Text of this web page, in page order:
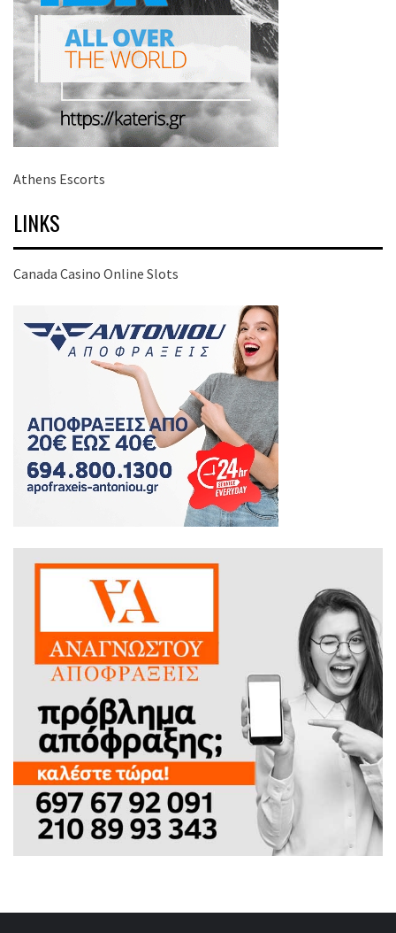
Athens Escorts
LINKS
Canada Casino Online Slots